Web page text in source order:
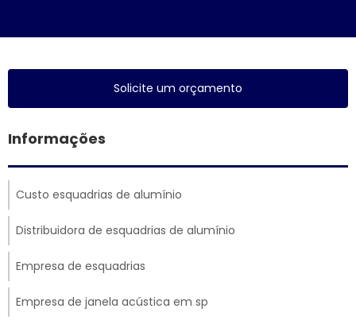
Solicite um orçamento
Informações
Custo esquadrias de alumínio
Distribuidora de esquadrias de alumínio
Empresa de esquadrias
Empresa de janela acústica em sp